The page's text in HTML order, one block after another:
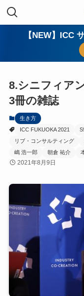
【NEW】ICC
8.シニフィア
3冊の雑誌
生き方
ICC FUKUOKA 2021
リブ・コンサルティング
嶋 浩一郎
朝倉 祐介
2021年8月9日